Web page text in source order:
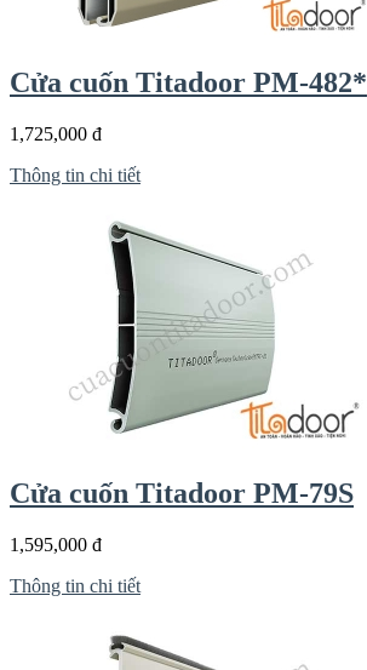
Cửa cuốn Titadoor PM-482*
1,725,000 đ
Thông tin chi tiết
Cửa cuốn Titadoor PM-79S
1,595,000 đ
Thông tin chi tiết